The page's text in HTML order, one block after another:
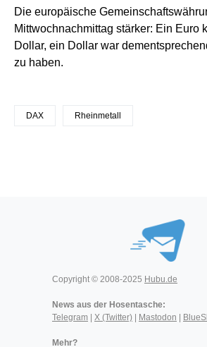
Die europäische
Mittwochnachmittag stärker: Ein Euro
Dollar, ein Dollar war
zu haben.
DAX Rheinmetall
Copyright © 2008-2025 Hubu.de
News aus der Hosentasche:
Telegram
X (Twitter) Mastodon
Mehr?